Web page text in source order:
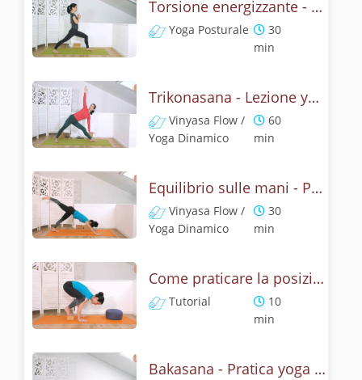
Torsione energizzante - Lezione con la posizione del triangolo
Yoga Posturale
30
min
Trikonasana - Lezione yoga con la mitologia della posizione del triangolo
Vinyasa Flow /
Yoga Dinamico
60
min
Equilibrio sulle mani - Pratica con la posizione del corvo
Vinyasa Flow /
Yoga Dinamico
30
min
Come praticare la posizione del corvo? Tutorial Bakasana
Tutorial
10
min
Bakasana - Pratica yoga con la tecnica della posizione del corvo